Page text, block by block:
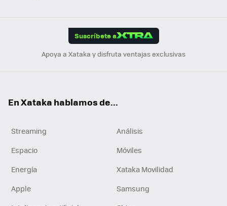
Suscríbete a
Apoya a Xataka y disfruta ventajas exclusivas
En Xataka hablamos de...
Streaming
Análisis
Espacio
Móviles
Energía
Xataka Movilidad
Apple
Samsung